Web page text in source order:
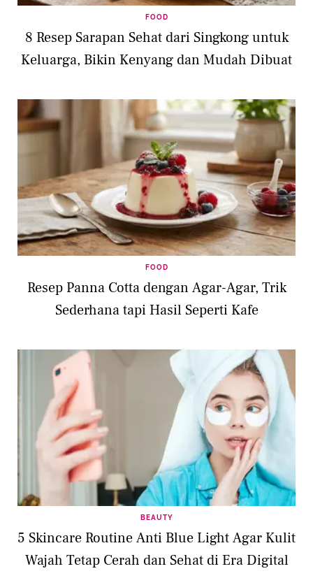
FOOD
8 Resep Sarapan Sehat dari Singkong untuk
Keluarga, Bikin Kenyang dan Mudah Dibuat
FOOD
Resep Panna Cotta dengan Agar-Agar, Trik
Sederhana tapi Hasil Seperti Kafe
BEAUTY
5 Skincare Routine Anti Blue Light Agar Kulit
Wajah Tetap Cerah dan Sehat di Era Digital